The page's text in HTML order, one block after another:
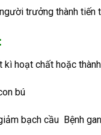
trưởng thành tiến
kì hoạt chất hoặc
bú
bạch cầu Bệnh